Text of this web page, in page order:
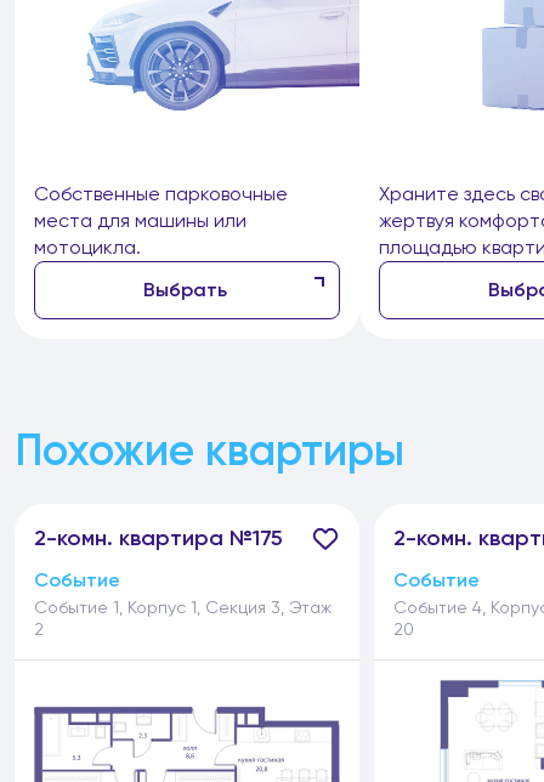
Собственные парковочные
места для машины или
мотоцикла.
Выбрать
Храните здесь
жертвуя
площадью
Похожие квартиры
2-комн. квартира №175
Событие
Событие 1, Корпус 1, Секция 3, Этаж
2
2-комн.
Событие
Событие 4,
20